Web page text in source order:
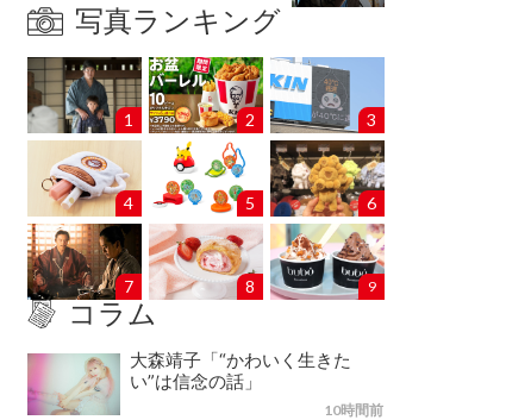
写真ランキング
1 2 3
4 5 6
7 8 9
コラム
大森靖子「“かわいく生きた
い”は信念の話」
10時間前